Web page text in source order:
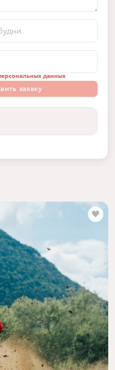
данных
заявку
спам.